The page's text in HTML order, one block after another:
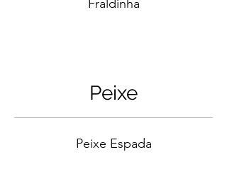
Fraldinha
Peixe
Peixe Espada